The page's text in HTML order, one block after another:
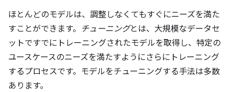
ほとんどのモデルは、調整しなくてもすぐにニーズを満た
すことができます。
チューニングとは、大規模なデータセ
ットですでにトレーニングされたモデルを取得し、特定の
ユースケースのニーズを満たすようにさらにトレーニング
するプロセスです。モデルをチューニングする手法は多数
あります。